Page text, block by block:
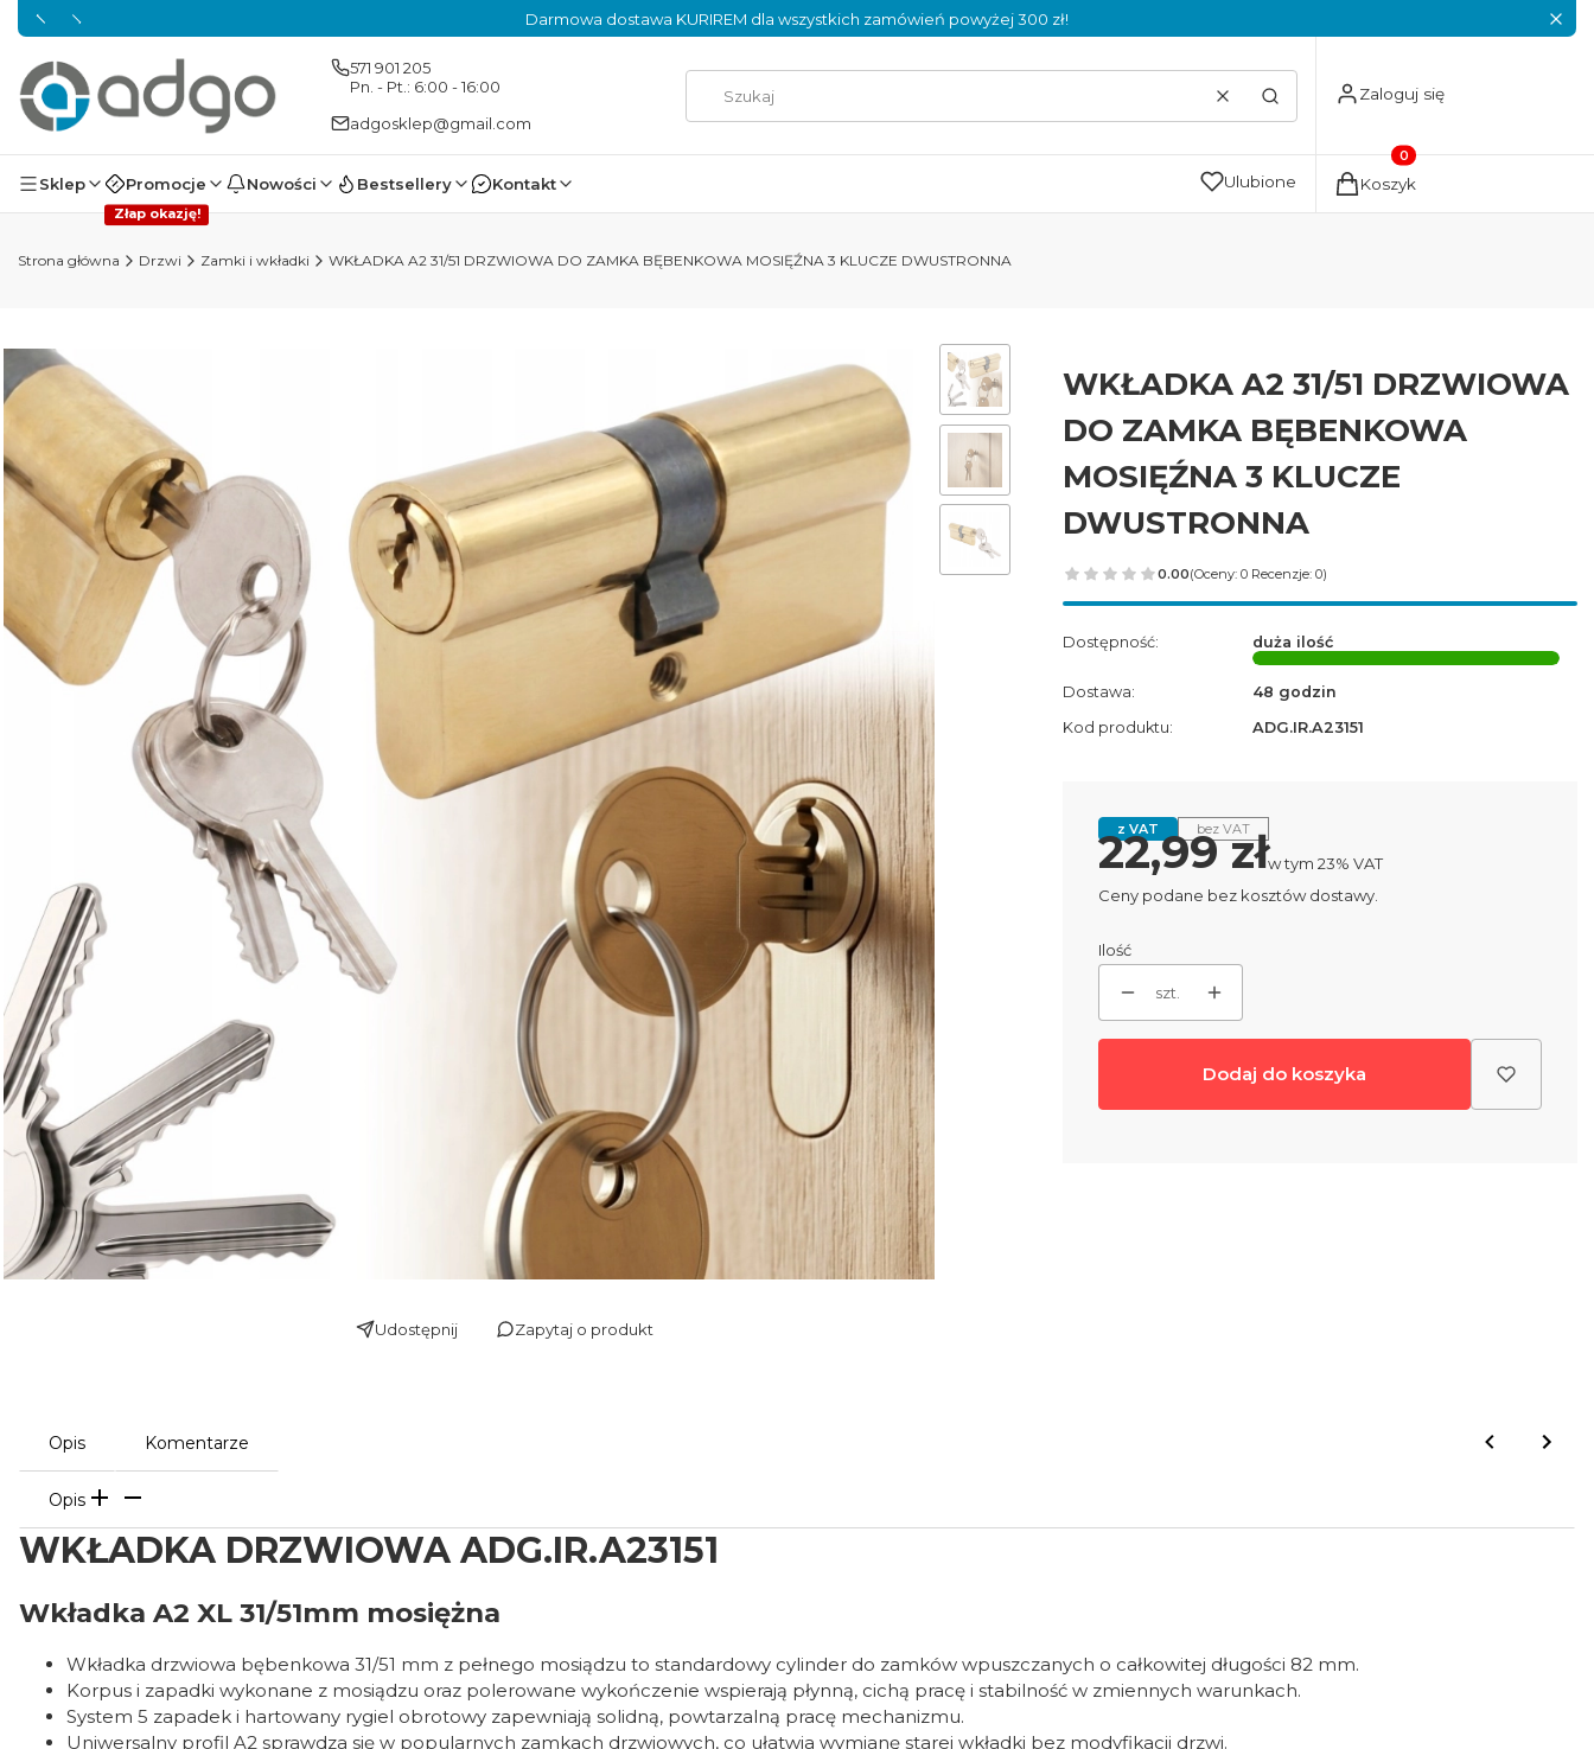
Darmowa dostawa KURIREM dla wszystkich zamówień powyżej 300 zł!
571 901 205
Pn. - Pt.: 6:00 - 16:00
adgosklep@gmail.com
WyczyśćSzukaj
Zaloguj się
Sklep Promocje
Złap okazję!
Nowości Bestsellery Kontakt Ulubione
Produkty w koszyku: 0.
Koszyk
Strona główna Drzwi Zamki i wkładki WKŁADKA A2 31/51 DRZWIOWA DO ZAMKA BĘBENKOWA MOSIĘŹNA 3 KLUCZE DWUSTRONNA
Udostępnij Zapytaj o produkt
WKŁADKA A2 31/51 DRZWIOWA
DO ZAMKA BĘBENKOWA
MOSIĘŹNA 3 KLUCZE
DWUSTRONNA
0.00(Oceny: 0 Recenzje: 0)
Dostępność: duża ilość
Dostawa:
48 godzin
Kod produktu:
ADG.IR.A23151
z VAT bez VAT
Cena
22,99 złw tym 23% VAT
w tym 23% VAT
Ceny podane bez kosztów dostawy.
Ilość
szt.
Dodaj do koszyka
Opis Komentarze
Opis
WKŁADKA DRZWIOWA ADG.IR.A23151
Wkładka A2 XL 31/51mm mosiężna
Wkładka drzwiowa bębenkowa 31/51 mm z pełnego mosiądzu to standardowy cylinder do zamków wpuszczanych o całkowitej długości 82 mm.
Korpus i zapadki wykonane z mosiądzu oraz polerowane wykończenie wspierają płynną, cichą pracę i stabilność w zmiennych warunkach.
System 5 zapadek i hartowany rygiel obrotowy zapewniają solidną, powtarzalną pracę mechanizmu.
Uniwersalny profil A2 sprawdza się w popularnych zamkach drzwiowych, co ułatwia wymianę starej wkładki bez modyfikacji drzwi.